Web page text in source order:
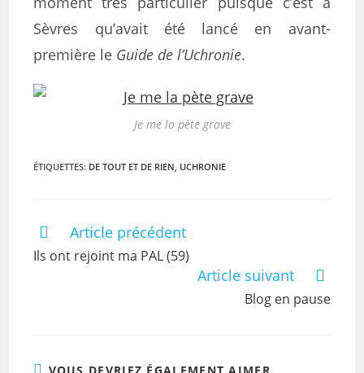
Sèvres qu’avait été lancé en avant-
première le Guide de l’Uchronie.
Je me la pète grave
ÉTIQUETTES: DE TOUT ET DE RIEN, UCHRONIE
Article précédent
Ils ont rejoint ma PAL (59)
Article suivant
Blog en pause